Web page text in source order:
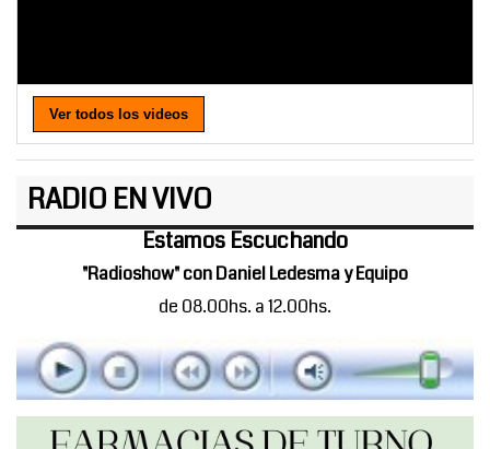
Ver todos los videos
RADIO EN VIVO
Estamos Escuchando
"Radioshow" con Daniel Ledesma y Equipo
de 08.00hs. a 12.00hs.